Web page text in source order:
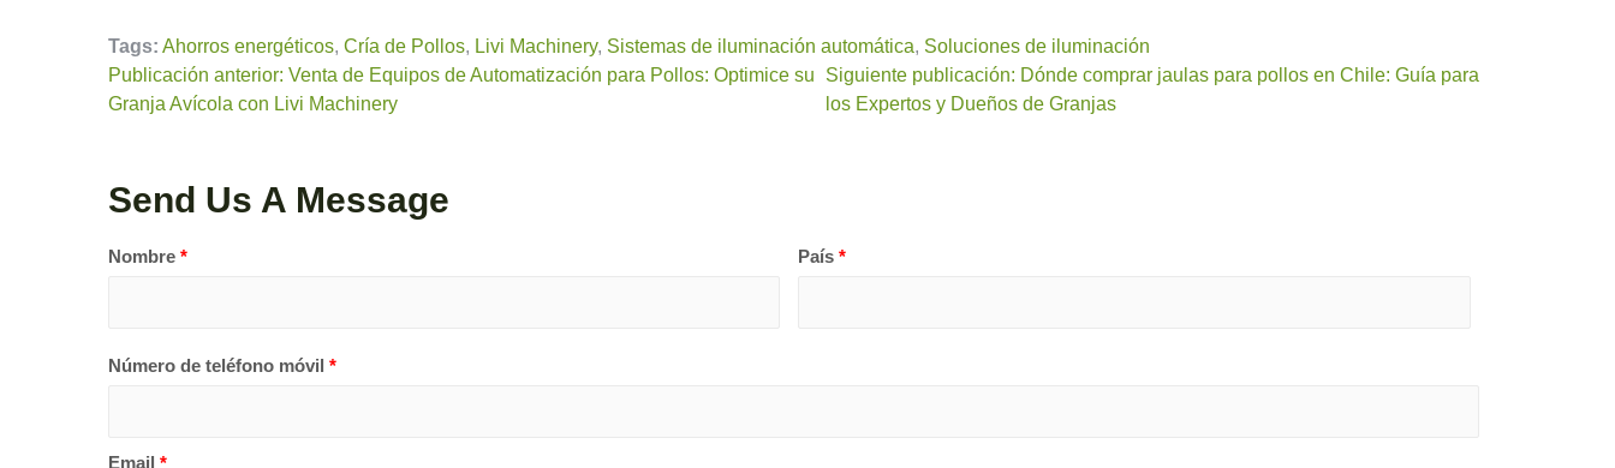
Tags: Ahorros energéticos, Cría de Pollos, Livi Machinery, Sistemas de iluminación automática, Soluciones de iluminación
Publicación anterior: Venta de Equipos de Automatización para Pollos: Optimice su
Granja Avícola con Livi Machinery
Siguiente publicación: Dónde comprar jaulas para pollos en Chile: Guía para
los Expertos y Dueños de Granjas
Send Us A Message
Nombre * País*
Número de teléfono móvil *
Email *